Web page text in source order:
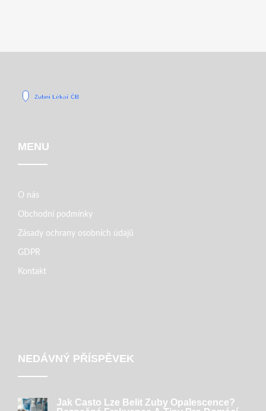
MENU
O nás
Obchodní podmínky
Zásady ochrany osobních údajů
GDPR
Kontakt
NEDÁVNÝ PŘÍSPĚVEK
Jak Často Lze Belit Zuby Opalescence?